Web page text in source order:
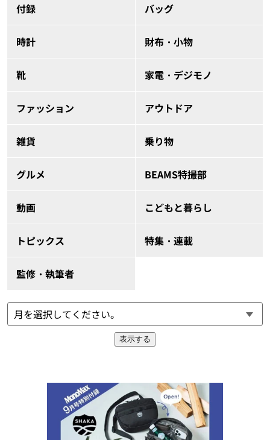
付録 バッグ
時計 財布・小物
靴 家電・デジモノ
ファッション アウトドア
雑貨 乗り物
グルメ BEAMS特撮部
動画 こどもと暮らし
トピックス 特集・連載
監修・執筆者
表示する